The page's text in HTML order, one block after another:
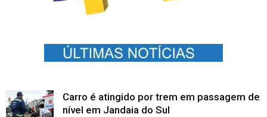
Carro é atingido por trem em passagem de
nível em Jandaia do Sul